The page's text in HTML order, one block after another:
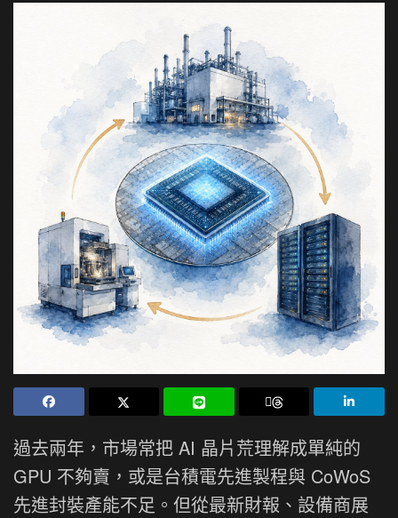
過去兩年，市場常把 AI 晶片荒理解成單純的
GPU 不夠賣，或是台積電先進製程與 CoWoS
先進封裝產能不足。但從最新財報、設備商展